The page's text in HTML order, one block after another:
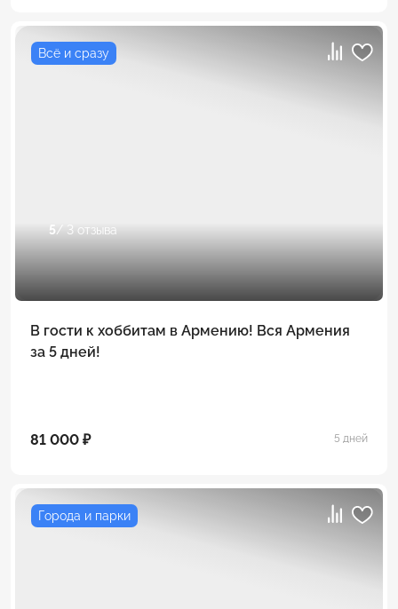
Всё и сразу
5/ 3 отзыва
В гости к хоббитам в Армению! Вся Армения
за 5 дней!
81 000 ₽ 5 дней
Города и парки